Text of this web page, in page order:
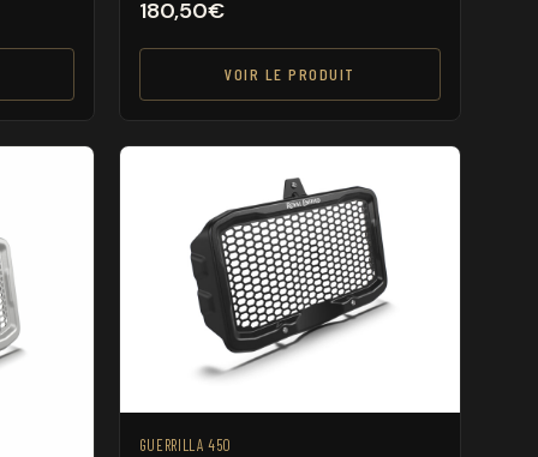
180,50€
VOIR LE PRODUIT
GUERRILLA 450